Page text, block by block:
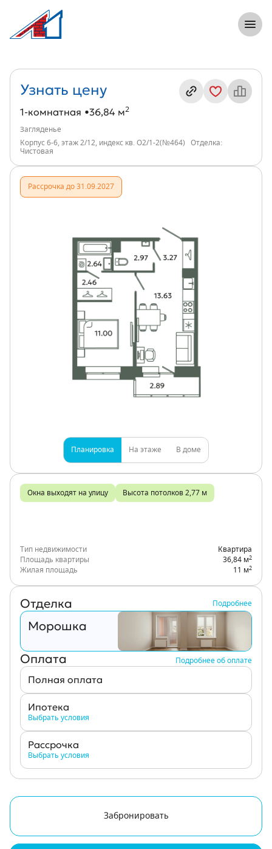
1-комнатная, 37 м², ЖК Загляденье,
Информация о квартире
Узнать цену
1-комнатная 36,84 м2
Загляденье
Корпус 6-6, этаж 2/12, индекс кв. О2/1-2(№464)
Отделка:
Чистовая
Рассрочка до 31.09.2027
Планировка На этаже В доме
Окна выходят на улицу Высота потолков 2,77 м
Тип недвижимости
Квартира
Площадь квартиры
36,84 м2
Жилая площадь 11 м2
Отделка Подробнее
Морошка
Оплата Подробнее об оплате
Полная оплата
Ипотека
Выбрать условия
Рассрочка
Выбрать условия
Забронировать